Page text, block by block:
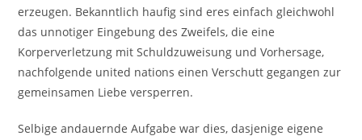
erzeugen. Bekanntlich haufig sind eres einfach gleichwohl
das unnotiger Eingebung des Zweifels, die eine
Korperverletzung mit Schuldzuweisung und Vorhersage,
nachfolgende united nations einen Verschutt gegangen zur
gemeinsamen Liebe versperren.
Selbige andauernde Aufgabe war dies, dasjenige eigene